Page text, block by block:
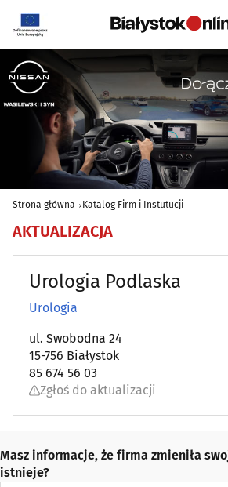
Strona główna Katalog Firm i Instutucji
AKTUALIZACJA
Urologia Podlaska
Urologia
ul. Swobodna 24
15-756 Białystok
85 674 56 03
Zgłoś do aktualizacji
Masz informacje, że firma zmieniła
istnieje?